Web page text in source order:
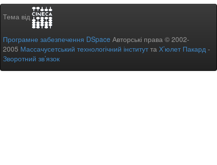
Тема від
Програмне забезпечення DSpace Авторські права © 2002-
2005 Массачусетський технологічний інститутта Х’юлет Пакард -
Зворотний зв’язок